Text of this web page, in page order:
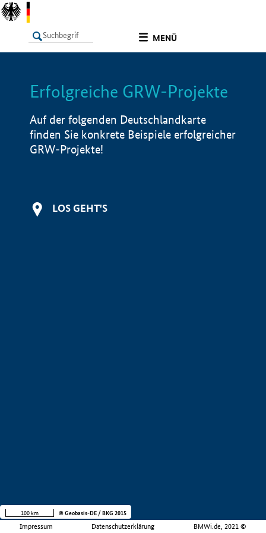
MENÜ
LISTE Info
Erfolgreiche GRW-Projekte
Auf der folgenden Deutschlandkarte
finden Sie konkrete Beispiele erfolgreicher
GRW-Projekte!
LOS GEHT'S
Impressum Datenschutzerklärung BMWi.de, 2021 ©
100 km © Geobasis-DE / BKG 2015